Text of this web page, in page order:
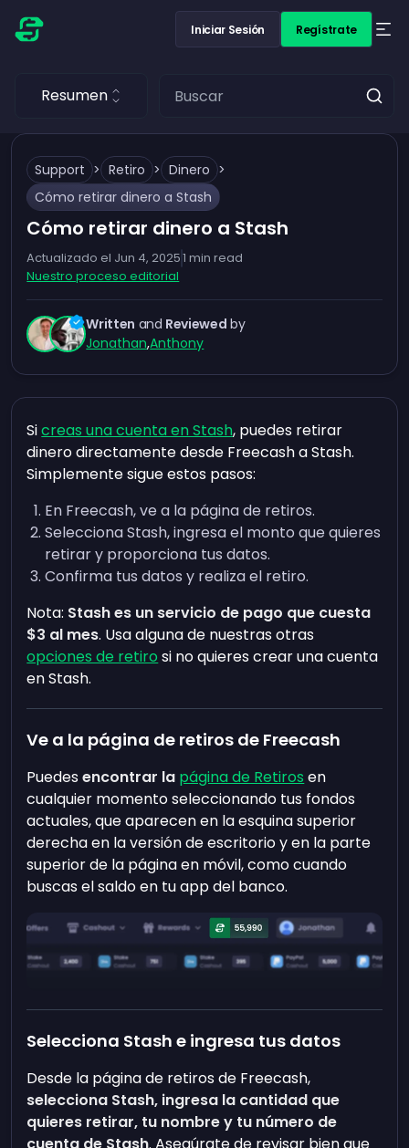
Iniciar Sesión Regístrate
Resumen
Support > Retiro > Dinero >
Cómo retirar dinero a Stash
Cómo retirar dinero a Stash
Actualizado el Jun 4, 20251 min read
Nuestro proceso editorial
Written and Reviewed by
Jonathan,Anthony
Sicreas una cuenta en Stash, puedes retirar
dinero directamente desde Freecash a Stash.
Simplemente sigue estos pasos:
En Freecash, ve a la página de retiros.
Selecciona Stash, ingresa el monto que quieres
retirar y proporciona tus datos.
Confirma tus datos y realiza el retiro.
Nota: Stash es un servicio de pago que cuesta
$3 al mes. Usa alguna de nuestras otras
opciones de retiro si no quieres crear una cuenta
en Stash.
Ve a la página de retiros de Freecash
Puedesencontrar la página de Retiros en
cualquier momento seleccionando tus fondos
actuales, que aparecen en la esquina superior
derecha en la versión de escritorio y en la parte
superior de la página en móvil, como cuando
buscas el saldo en tu app del banco.
Selecciona Stash e ingresa tus datos
Desde la página de retiros de Freecash,
selecciona Stash, ingresa la cantidad que
quieres retirar, tu nombre y tu número de